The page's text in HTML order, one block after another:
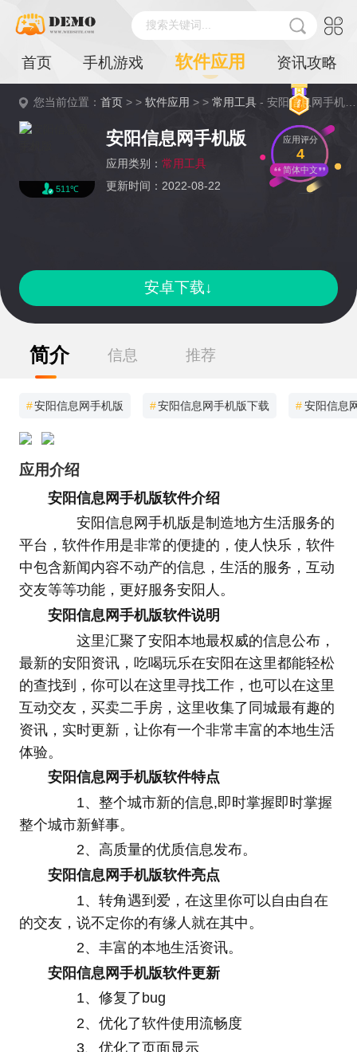
搜索关键词...
首页 手机游戏 软件应用 资讯攻略
您当前位置：首页 > >软件应用 > >常用工具 - 安阳信息网手机版详情
511℃
安阳信息网手机版
应用类别： 常用工具
更新时间：2022-08-22
应用评分
4
简体中文
安卓下载↓
简介 信息 推荐
#安阳信息网手机版 #安阳信息网手机版下载 #安阳信息
应用介绍
安阳信息网手机版软件介绍
安阳信息网手机版是制造地方生活服务的
平台，软件作用是非常的便捷的，使人快乐，软件
中包含新闻内容不动产的信息，生活的服务，互动
交友等等功能，更好服务安阳人。
安阳信息网手机版软件说明
这里汇聚了安阳本地最权威的信息公布，
最新的安阳资讯，吃喝玩乐在安阳在这里都能轻松
的查找到，你可以在这里寻找工作，也可以在这里
互动交友，买卖二手房，这里收集了同城最有趣的
资讯，实时更新，让你有一个非常丰富的本地生活
体验。
安阳信息网手机版软件特点
1、整个城市新的信息,即时掌握即时掌握
整个城市新鲜事。
2、高质量的优质信息发布。
安阳信息网手机版软件亮点
1、转角遇到爱，在这里你可以自由自在
的交友，说不定你的有缘人就在其中。
2、丰富的本地生活资讯。
安阳信息网手机版软件更新
1、修复了bug
2、优化了软件使用流畅度
3、优化了页面显示